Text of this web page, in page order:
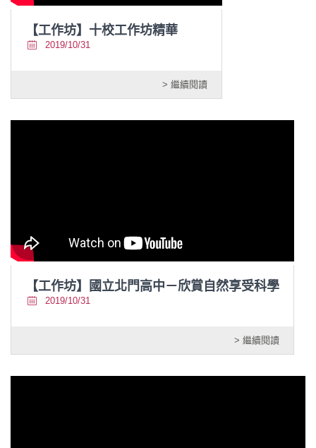
【工作坊】十校工作坊精華
2019/10/31
> 繼續閱讀
【工作坊】國立北門高中－欣賞自然享受科學
2019/10/31
> 繼續閱讀